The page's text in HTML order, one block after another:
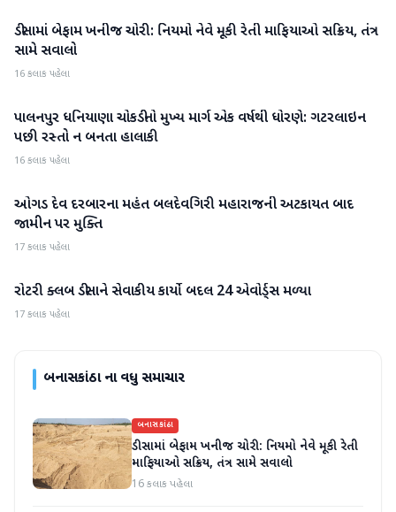
બનાસકાંઠા
ડીસામાં બેફામ ખનીજ ચોરી: નિયમો નેવે મૂકી રેતી માફિયાઓ સક્રિય, તંત્ર
સામે સવાલો
16 કલાક પહેલા
બનાસકાંઠા
પાલનપુર ધનિયાણા ચોકડીનો મુખ્ય માર્ગ એક વર્ષથી ધોરણે: ગટરલાઇન
પછી રસ્તો ન બનતા હાલાકી
16 કલાક પહેલા
બનાસકાંઠા
ઓગડ દેવ દરબારના મહંત બલદેવગિરી મહારાજની અટકાયત બાદ
જામીન પર મુક્તિ
17 કલાક પહેલા
બનાસકાંઠા
રોટરી ક્લબ ડીસાને સેવાકીય કાર્યો બદલ 24 એવોર્ડ્સ મળ્યા
17 કલાક પહેલા
બનાસકાંઠાના વધુ સમાચાર
બનાસકાંઠા
ડીસામાં બેફામ ખનીજ ચોરી: નિયમો નેવે મૂકી રેતી
માફિયાઓ સક્રિય, તંત્ર સામે સવાલો
16 કલાક પહેલા